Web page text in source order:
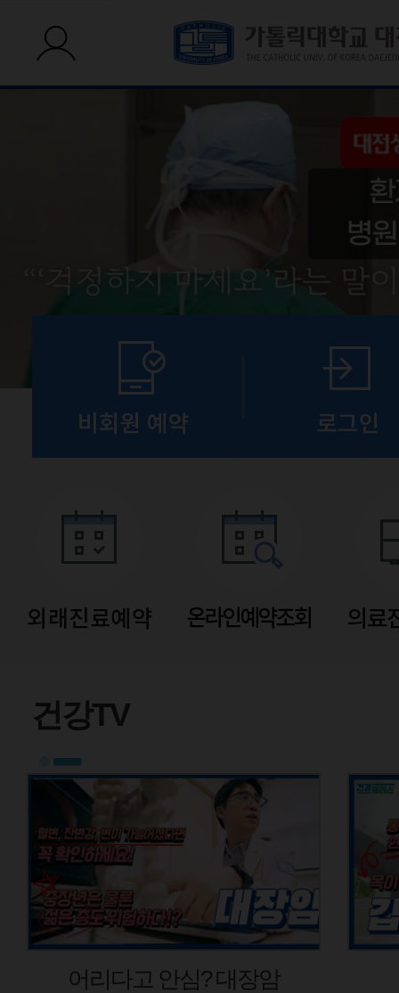
유튜브
건강TV
어리다고 안심? 대장암